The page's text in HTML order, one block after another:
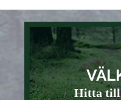
Hitta till